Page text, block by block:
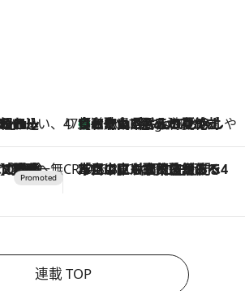
assiette dessert）」 47都道府県の手みやげ ひんやりスイーツで夏を満喫
8 Hours Ago
【和歌山県】この夏絶対食べたい 冷やしておいしいおやつ3選 みかんがごろっと丸ごと入ったジュレ
見が待つ場所へ
「星野温泉 トンボの湯」で体験 CREA'S CHOICE
2026.8.7
「立川にも歌舞伎があるんだよ」 片岡仁左衛門・市川中車ら豪華座組みで4年目の立川立飛歌舞伎へ
連載 TOP